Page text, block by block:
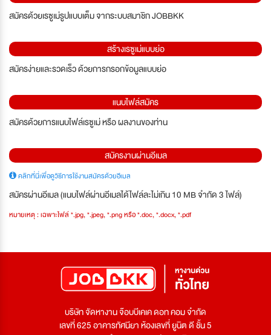
สมัครด้วยเรซูเม่รูปแบบเต็ม จากระบบสมาชิก JOBBKK
สร้างเรซูเม่แบบย่อ
สมัครง่ายและรวดเร็ว ด้วยการกรอกข้อมูลแบบย่อ
แนบไฟล์สมัคร
สมัครด้วยการแนบไฟล์เรซูเม่ หรือ ผลงานของท่าน
สมัครงานผ่านอีเมล
คลิกที่นี่เพื่อดูวิธีการใช้งานสมัครด้วยอีเมล
สมัครผ่านอีเมล (แนบไฟล์ผ่านอีเมลได้ไฟล์ละไม่เกิน 10 MB จำกัด 3 ไฟล์)
หมายเหตุ : เฉพาะไฟล์ *.jpg, *.jpeg, *.png หรือ *.doc, *.docx, *.pdf
บริษัท จัดหางาน จ๊อบบีเคเค ดอท คอม จำกัด
เลขที่ 625 อาคารทัศนียา ห้องเลขที่ ยูนิต ดี ชั้น 5